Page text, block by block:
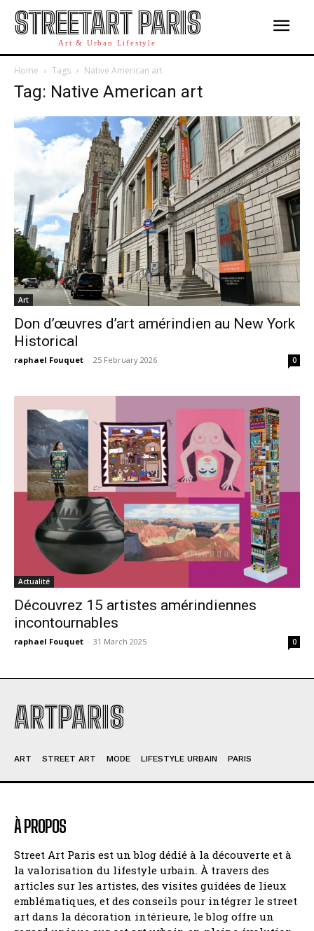
STREETART PARIS
Art & Urban Lifestyle
Home Tags Native American art
Tag: Native American art
Art
Don d’œuvres d’art amérindien au New York
Historical
raphael Fouquet - 25 February 2026 0
Actualité
Découvrez 15 artistes amérindiennes
incontournables
raphael Fouquet - 31 March 2025 0
ARTPARIS
ART STREET ART MODE LIFESTYLE URBAIN PARIS
À PROPOS
Street Art Paris est un blog dédié à la découverte et à
la valorisation du lifestyle urbain. À travers des
articles sur les artistes, des visites guidées de lieux
emblématiques, et des conseils pour intégrer le street
art dans la décoration intérieure, le blog offre un